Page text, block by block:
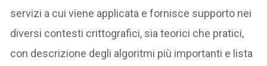
servizi a cui viene applicata e fornisce supporto nei
diversi contesti crittografici, sia teorici che pratici,
con descrizione degli algoritmi più importanti e lista